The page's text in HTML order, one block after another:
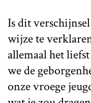
Is dit
wijze te
allemaal het
we de
onze vroege